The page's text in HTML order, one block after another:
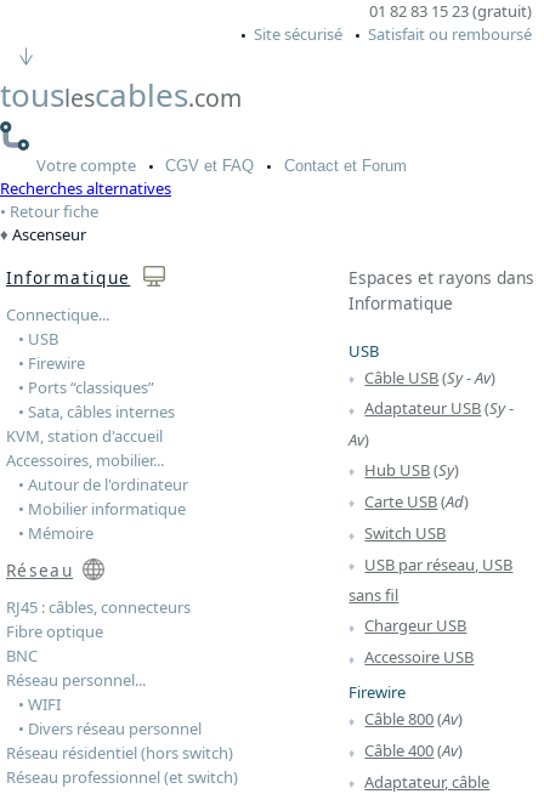
01 82 83 15 23 (gratuit)
Site sécurisé
Satisfait ou remboursé
touslescables.com
Votrecompte CGV et FAQ Contactet Forum
Recherches alternatives
Retour fiche
Ascenseur
Espaces et rayons dans
Informatique
USB
Câble USB(Sy-Av)
Adaptateur USB(Sy-
Av)
Hub USB(Sy)
Carte USB(Ad)
Switch USB
USB par réseau, USB
sans fil
Chargeur USB
Accessoire USB
Firewire
Câble 800(Av)
Câble 400(Av)
Adaptateur, câble
Informatique
Connectique...
• USB
• Firewire
• Ports “classiques”
• Sata, câbles internes
KVM, station d'accueil
Accessoires, mobilier...
• Autour de l'ordinateur
• Mobilier informatique
• Mémoire
Réseau
RJ45 : câbles, connecteurs
Fibre optique
BNC
Réseau personnel...
• WIFI
• Divers réseau personnel
Réseau résidentiel (hors switch)
Réseau professionnel (et switch)